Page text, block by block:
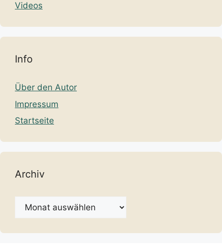
Videos
Info
Über den Autor
Impressum
Startseite
Archiv
Archiv